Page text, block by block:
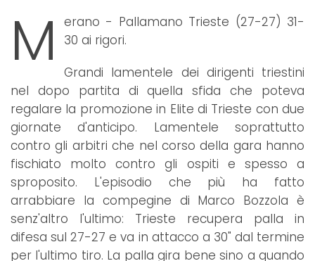
M
erano - Pallamano Trieste (27-27) 31-
30 ai rigori.
Grandi lamentele dei dirigenti triestini
nel dopo partita di quella sfida che poteva
regalare la promozione in Elite di Trieste con due
giornate d'anticipo. Lamentele soprattutto
contro gli arbitri che nel corso della gara hanno
fischiato molto contro gli ospiti e spesso a
sproposito. L'episodio che più ha fatto
arrabbiare la compegine di Marco Bozzola è
senz'altro l'ultimo: Trieste recupera palla in
difesa sul 27-27 e va in attacco a 30" dal termine
per l'ultimo tiro. La palla gira bene sino a quando